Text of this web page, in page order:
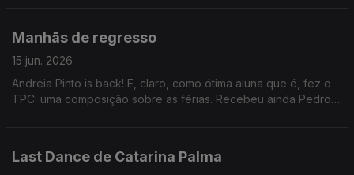
Manhãs de regresso
15 jun. 2026
Andreia Pinto is back! E, claro, como ótima aluna que é, fez o
TPC: uma composição sobre as férias. Recebeu ainda Pedro
Last Dance de Catarina Palma